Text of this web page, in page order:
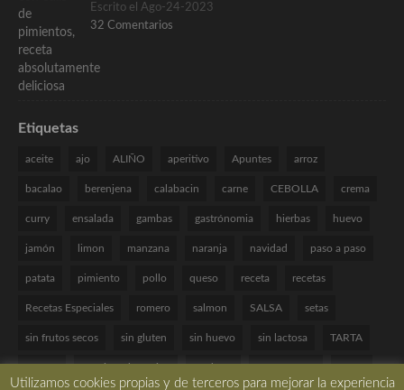
Escrito el Ago-24-2023
32 Comentarios
Etiquetas
aceite ajo ALIÑO aperitivo Apuntes arroz
bacalao berenjena calabacin carne CEBOLLA crema
curry ensalada gambas gastrónomia hierbas huevo
jamón limon manzana naranja navidad paso a paso
patata pimiento pollo queso receta recetas
Recetas Especiales romero salmon SALSA setas
sin frutos secos sin gluten sin huevo sin lactosa TARTA
tomate Técnicas de cocina verduras VINAGRETA yogur
Utilizamos cookies propias y de terceros para mejorar la experiencia